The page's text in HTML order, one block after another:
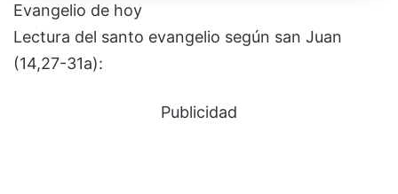
Evangelio de hoy
Lectura del santo evangelio según san Juan
(14,27-31a):
Publicidad